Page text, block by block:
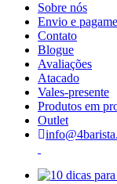
Sobre nós
Envio e
Contato
Blogue
Avaliações
Atacado
Vales-presente
Produtos em
Outlet